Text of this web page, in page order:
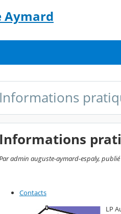
Aymard
Informations
Informations
admin auguste-aymard-espaly,
Contacts
LP